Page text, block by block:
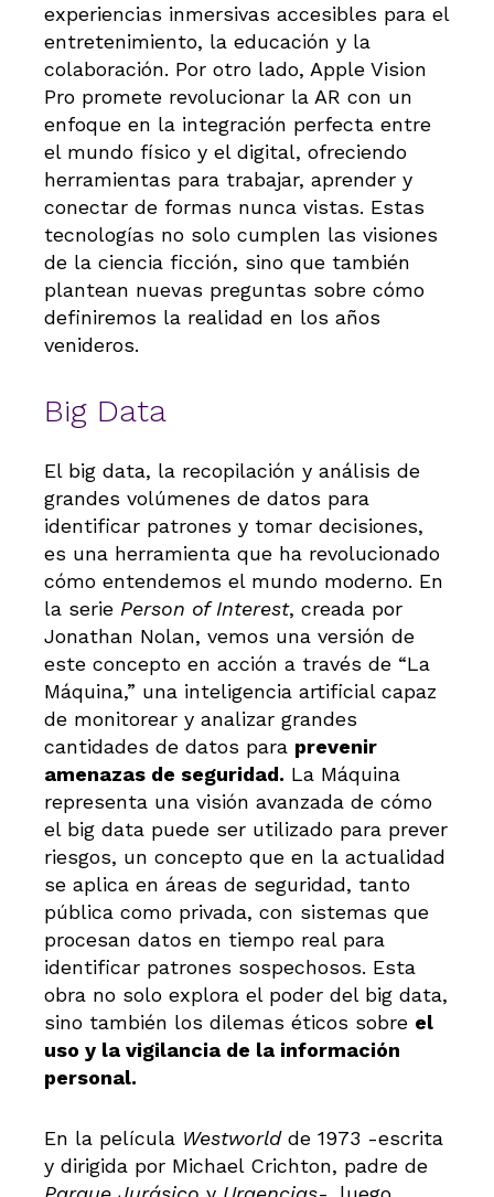
experiencias inmersivas accesibles para el
entretenimiento, la educación y la
colaboración. Por otro lado, Apple Vision
Pro promete revolucionar la AR con un
enfoque en la integración perfecta entre
el mundo físico y el digital, ofreciendo
herramientas para trabajar, aprender y
conectar de formas nunca vistas. Estas
tecnologías no solo cumplen las visiones
de la ciencia ficción, sino que también
plantean nuevas preguntas sobre cómo
definiremos la realidad en los años
venideros.
Big Data
El big data, la recopilación y análisis de
grandes volúmenes de datos para
identificar patrones y tomar decisiones,
es una herramienta que ha revolucionado
cómo entendemos el mundo moderno. En
la serie Person of Interest, creada por
Jonathan Nolan, vemos una versión de
este concepto en acción a través de “La
Máquina,” una inteligencia artificial capaz
de monitorear y analizar grandes
cantidades de datos para prevenir
amenazas de seguridad. La Máquina
representa una visión avanzada de cómo
el big data puede ser utilizado para prever
riesgos, un concepto que en la actualidad
se aplica en áreas de seguridad, tanto
pública como privada, con sistemas que
procesan datos en tiempo real para
identificar patrones sospechosos. Esta
obra no solo explora el poder del big data,
sino también los dilemas éticos sobre el
uso y la vigilancia de la información
personal.
En la película Westworld de 1973 -escrita
y dirigida por Michael Crichton, padre de